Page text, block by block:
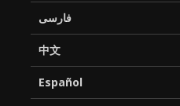
فارسی
中文
Español